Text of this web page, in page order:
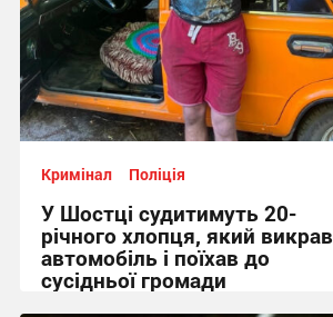
Кримінал Поліція
У Шостці судитимуть 20-
річного хлопця, який викрав
автомобіль і поїхав до
сусідньої громади